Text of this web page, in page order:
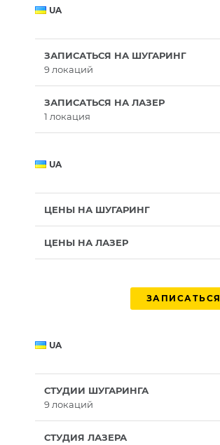
UA
ЗАПИСАТЬСЯ НА ШУГАРИНГ
9 локаций
ЗАПИСАТЬСЯ НА ЛАЗЕР
1 локация
UA
ЦЕНЫ НА ШУГАРИНГ
ЦЕНЫ НА ЛАЗЕР
ЗАПИСАТЬСЯ
UA
СТУДИИ ШУГАРИНГА
9 локаций
СТУДИЯ ЛАЗЕРА